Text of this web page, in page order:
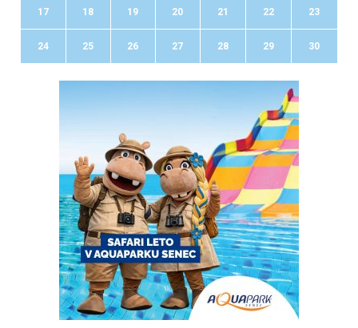
17 18 19 20 21 22 23
24 25 26 27 28 29 30